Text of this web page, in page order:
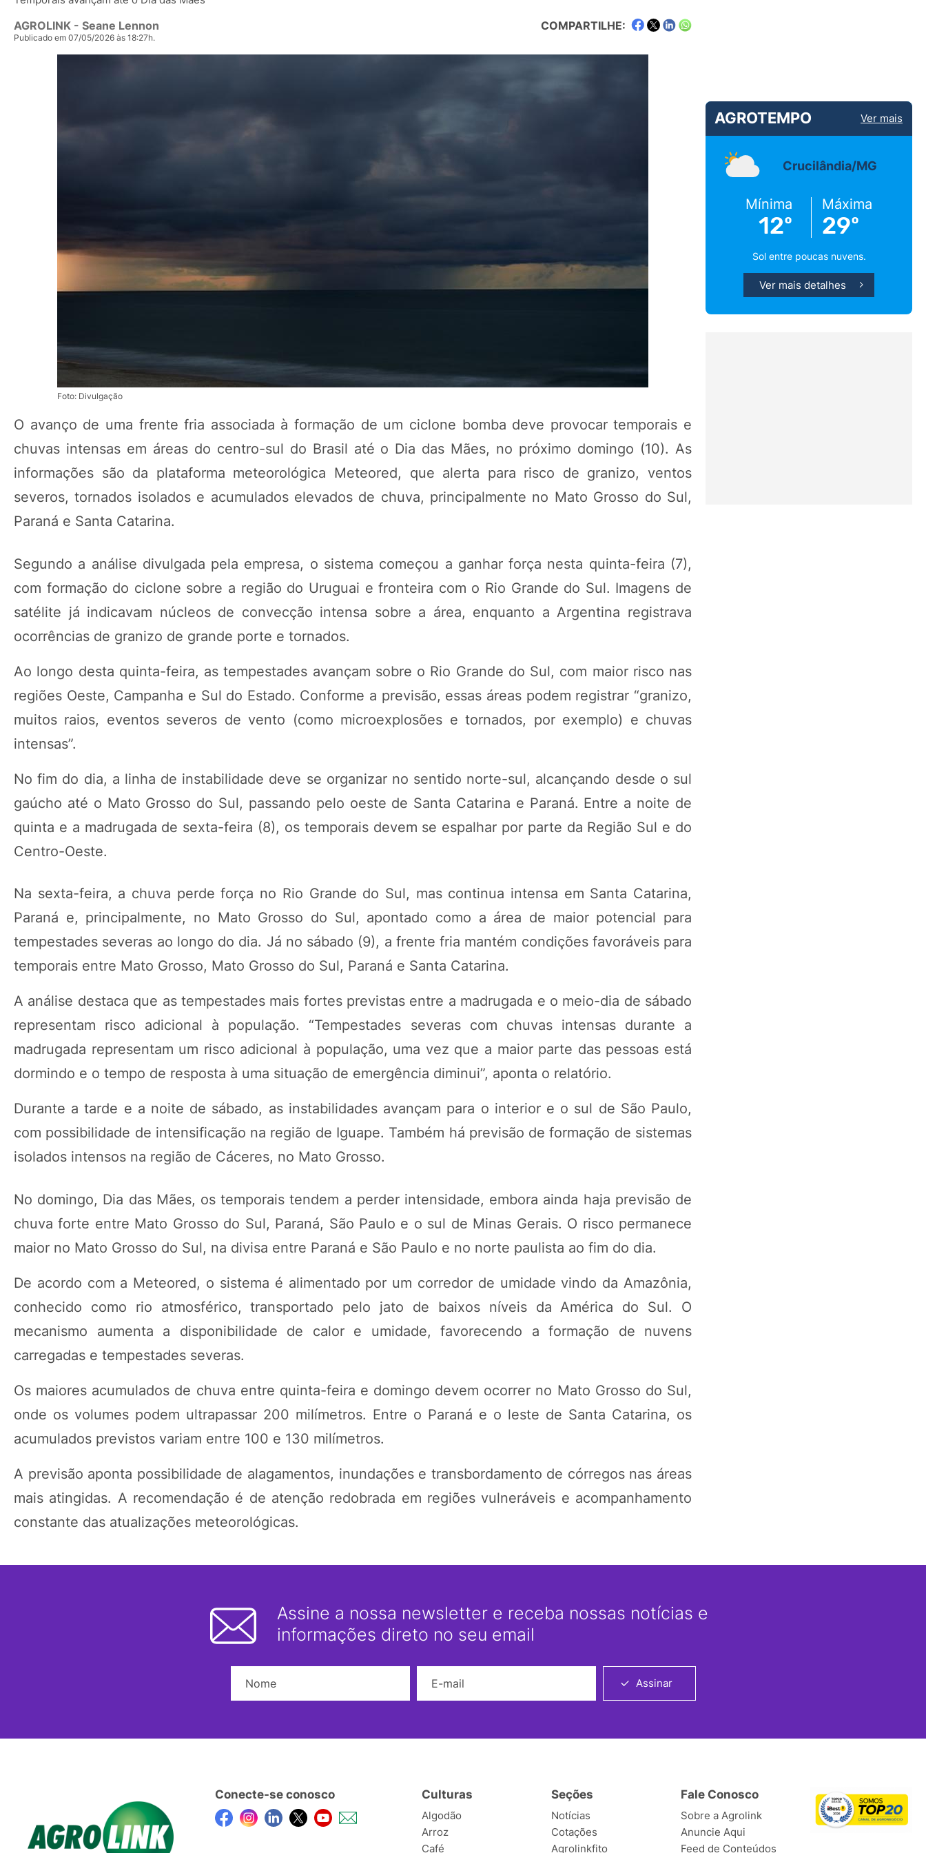
AGROLINK - Seane Lennon
Publicado em 07/05/2026 às 18:27h.
COMPARTILHE:
Foto: Divulgação
O avanço de uma frente fria associada à formação de um ciclone bomba deve provocar temporais e
chuvas intensas em áreas do centro-sul do Brasil até o Dia das Mães, no próximo domingo (10). As
informações são da plataforma meteorológica Meteored, que alerta para risco de granizo, ventos
severos, tornados isolados e acumulados elevados de chuva, principalmente no Mato Grosso do Sul,
Paraná e Santa Catarina.
Segundo a análise divulgada pela empresa, o sistema começou a ganhar força nesta quinta-feira (7),
com formação do ciclone sobre a região do Uruguai e fronteira com o Rio Grande do Sul. Imagens de
satélite já indicavam núcleos de convecção intensa sobre a área, enquanto a Argentina registrava
ocorrências de granizo de grande porte e tornados.
Ao longo desta quinta-feira, as tempestades avançam sobre o Rio Grande do Sul, com maior risco nas
regiões Oeste, Campanha e Sul do Estado. Conforme a previsão, essas áreas podem registrar “granizo,
muitos raios, eventos severos de vento (como microexplosões e tornados, por exemplo) e chuvas
intensas”.
No fim do dia, a linha de instabilidade deve se organizar no sentido norte-sul, alcançando desde o sul
gaúcho até o Mato Grosso do Sul, passando pelo oeste de Santa Catarina e Paraná. Entre a noite de
quinta e a madrugada de sexta-feira (8), os temporais devem se espalhar por parte da Região Sul e do
Centro-Oeste.
Na sexta-feira, a chuva perde força no Rio Grande do Sul, mas continua intensa em Santa Catarina,
Paraná e, principalmente, no Mato Grosso do Sul, apontado como a área de maior potencial para
tempestades severas ao longo do dia. Já no sábado (9), a frente fria mantém condições favoráveis para
temporais entre Mato Grosso, Mato Grosso do Sul, Paraná e Santa Catarina.
A análise destaca que as tempestades mais fortes previstas entre a madrugada e o meio-dia de sábado
representam risco adicional à população. “Tempestades severas com chuvas intensas durante a
madrugada representam um risco adicional à população, uma vez que a maior parte das pessoas está
dormindo e o tempo de resposta à uma situação de emergência diminui”, aponta o relatório.
Durante a tarde e a noite de sábado, as instabilidades avançam para o interior e o sul de São Paulo,
com possibilidade de intensificação na região de Iguape. Também há previsão de formação de sistemas
isolados intensos na região de Cáceres, no Mato Grosso.
No domingo, Dia das Mães, os temporais tendem a perder intensidade, embora ainda haja previsão de
chuva forte entre Mato Grosso do Sul, Paraná, São Paulo e o sul de Minas Gerais. O risco permanece
maior no Mato Grosso do Sul, na divisa entre Paraná e São Paulo e no norte paulista ao fim do dia.
De acordo com a Meteored, o sistema é alimentado por um corredor de umidade vindo da Amazônia,
conhecido como rio atmosférico, transportado pelo jato de baixos níveis da América do Sul. O
mecanismo aumenta a disponibilidade de calor e umidade, favorecendo a formação de nuvens
carregadas e tempestades severas.
Os maiores acumulados de chuva entre quinta-feira e domingo devem ocorrer no Mato Grosso do Sul,
onde os volumes podem ultrapassar 200 milímetros. Entre o Paraná e o leste de Santa Catarina, os
acumulados previstos variam entre 100 e 130 milímetros.
A previsão aponta possibilidade de alagamentos, inundações e transbordamento de córregos nas áreas
mais atingidas. A recomendação é de atenção redobrada em regiões vulneráveis e acompanhamento
constante das atualizações meteorológicas.
AGROTEMPO Ver mais
Crucilândia/MG
Mínima
12º
Máxima
29º
Sol entre poucas nuvens.
Ver mais detalhes
Assine a nossa newsletter e receba nossas notícias e
informações direto no seu email
Assinar
Conecte-se conosco Culturas
Algodão
Arroz
Café
Seções
Notícias
Cotações
Agrolinkfito
Fale Conosco
Sobre a Agrolink
Anuncie Aqui
Feed de Conteúdos